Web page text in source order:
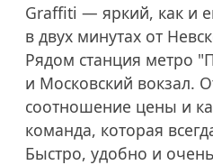
Graffiti — яркий, как и
в двух минутах от
Рядом станция метро
и Московский вокзал.
соотношение цены и
команда, которая
Быстро, удобно и